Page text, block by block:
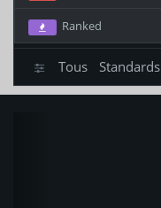
Ranked
Tous Standards